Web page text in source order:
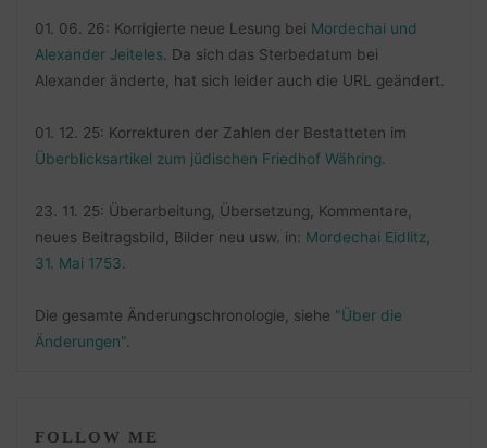
01. 06. 26: Korrigierte neue Lesung bei Mordechai und
Alexander Jeiteles . Da sich das Sterbedatum bei
Alexander änderte, hat sich leider auch die URL geändert.
01. 12. 25: Korrekturen der Zahlen der Bestatteten im
Überblicksartikel zum jüdischen Friedhof Währing
23. 11. 25: Überarbeitung, Übersetzung, Kommentare,
neues Beitragsbild, Bilder neu usw. in: Mordechai Eidlitz,
31. Mai 1753
Die gesamte Änderungschronologie, siehe "Über die
Änderungen".
FOLLOW ME